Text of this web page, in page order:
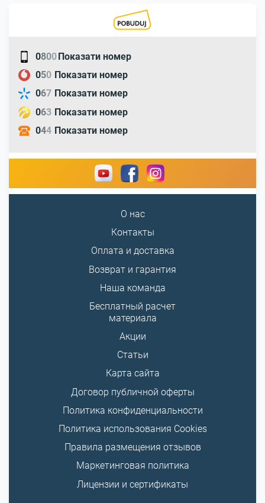
0800Показати номер
050 Показати номер
067 Показати номер
063 Показати номер
044 Показати номер
О нас
Контакты
Оплата и доставка
Возврат и гарантия
Наша команда
Бесплатный расчет
материала
Акции
Статьи
Карта сайта
Договор публичной оферты
Политика конфиденциальности
Политика использования Cookies
Правила размещения отзывов
Маркетинговая политика
Лицензии и сертификаты